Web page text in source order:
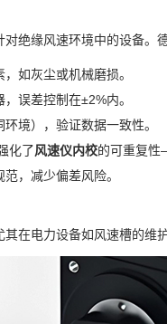
绝缘风速环境中的设备。
如灰尘或机械磨损。
误差控制在±2%内。
境），验证数据一致性。
化了风速仪内校的可重复
，减少偏差风险。
在电力设备如风速槽的维